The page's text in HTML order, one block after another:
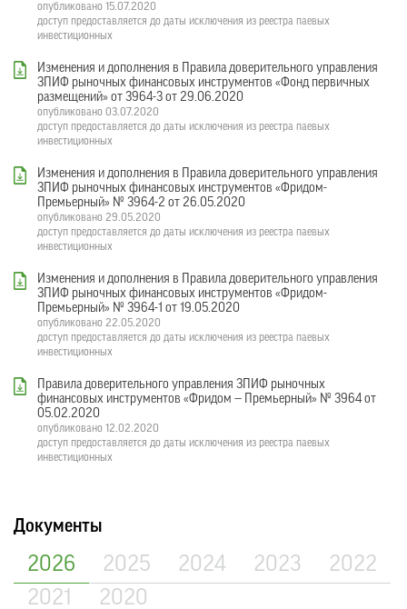
опубликовано 15.07.2020
доступ предоставляется до даты исключения из реестра паевых
инвестиционных
Изменения и дополнения в Правила доверительного управления
ЗПИФ рыночных финансовых инструментов «Фонд первичных
размещений» от 3964-3 от 29.06.2020
опубликовано 03.07.2020
доступ предоставляется до даты исключения из реестра паевых
инвестиционных
Изменения и дополнения в Правила доверительного управления
ЗПИФ рыночных финансовых инструментов «Фридом-
Премьерный» № 3964-2 от 26.05.2020
опубликовано 29.05.2020
доступ предоставляется до даты исключения из реестра паевых
инвестиционных
Изменения и дополнения в Правила доверительного управления
ЗПИФ рыночных финансовых инструментов «Фридом-
Премьерный» № 3964-1 от 19.05.2020
опубликовано 22.05.2020
доступ предоставляется до даты исключения из реестра паевых
инвестиционных
Правила доверительного управления ЗПИФ рыночных
финансовых инструментов «Фридом — Премьерный» № 3964 от
05.02.2020
опубликовано 12.02.2020
доступ предоставляется до даты исключения из реестра паевых
инвестиционных
Документы
2026 2025 2024 2023
2022
2021
2020